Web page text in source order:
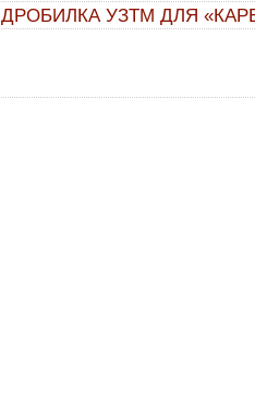
ДРОБИЛКА УЗТМ ДЛЯ